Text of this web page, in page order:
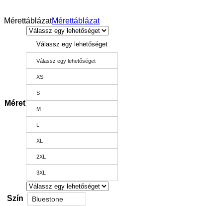
MérettáblázatMérettáblázat
Méret
Válassz egy lehetőséget
Válassz egy lehetőséget
XS
S
M
L
XL
2XL
3XL
Szín Bluestone